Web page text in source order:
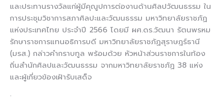
และประทานรางวัลแก่ผู้มีคุณูปการต่องานด้านศิลปวัฒนธรรม ใน
การประชุมวิชาการสภาศิลปะและวัฒนธรรม มหาวิทยาลัยราชภัฏ
แห่งประเทศไทย ประจำปี 2566 โดยมี ผศ.ดร.วัฒนา รัตนพรหม
รักษาราชการแทนอธิการบดี มหาวิทยาลัยราชภัฏสุราษฎร์ธานี
(มรส.) กล่าวคำกราบทูล พร้อมด้วย หัวหน้าส่วนราชการในท้อง
ถิ่นสำนักศิลปและวัฒนธรรม จากมหาวิทยาลัยราชภัฏ 38 แห่ง
และผู้เกี่ยวข้องเฝ้ารับเสด็จ
.